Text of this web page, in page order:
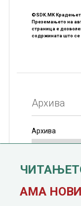
©SDK.MK
Преземањето на
страница е
содржината што се
Архива
Архива
јануари, 1991
АМА